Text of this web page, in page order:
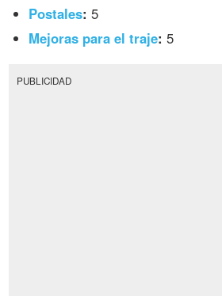
Postales: 5
Mejoras para el traje: 5
PUBLICIDAD